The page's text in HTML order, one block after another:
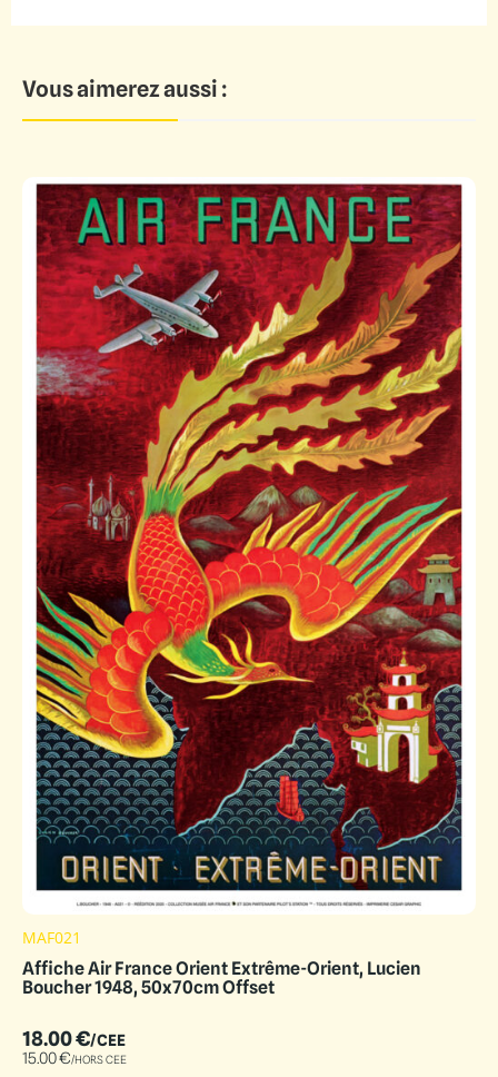
Vous aimerez aussi :
MAF021
Affiche Air France Orient Extrême-Orient, Lucien
Boucher 1948, 50x70cm Offset
18.00€/CEE
15.00€/HORS CEE